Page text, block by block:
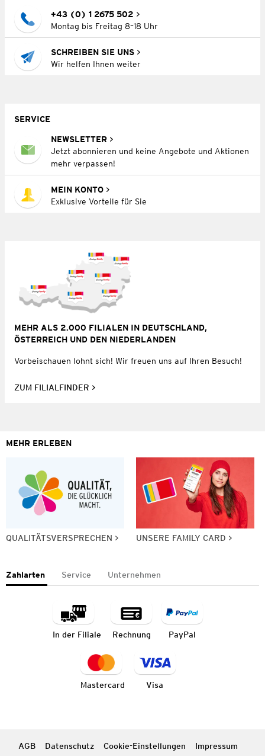
+43 (0) 1 2675 502
Montag bis Freitag 8–18 Uhr
SCHREIBEN SIE UNS
Wir helfen Ihnen weiter
SERVICE
NEWSLETTER
Jetzt abonnieren und keine Angebote und Aktionen
mehr verpassen!
MEIN KONTO
Exklusive Vorteile für Sie
MEHR ALS 2.000 FILIALEN IN DEUTSCHLAND,
ÖSTERREICH UND DEN NIEDERLANDEN
Vorbeischauen lohnt sich! Wir freuen uns auf Ihren Besuch!
ZUM FILIALFINDER
MEHR ERLEBEN
QUALITÄTSVERSPRECHEN UNSERE FAMILY CARD
Zahlarten Service Unternehmen
In der Filiale Rechnung PayPal
Mastercard Visa
AGB Datenschutz Cookie-Einstellungen
Impressum